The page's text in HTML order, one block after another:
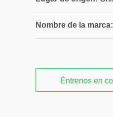
Nombre de la marca:
Éntrenos en